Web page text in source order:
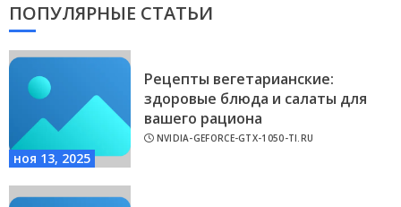
ПОПУЛЯРНЫЕ СТАТЬИ
ноя 13, 2025
Рецепты вегетарианские:
здоровые блюда и салаты для
вашего рациона
NVIDIA-GEFORCE-GTX-1050-TI.RU